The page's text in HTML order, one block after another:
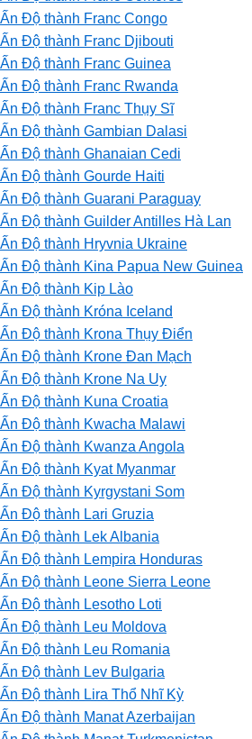
Độ thành Franc Congo
Độ thành Franc Djibouti
Độ thành Franc Guinea
Độ thành Franc Rwanda
Độ thành Franc Thụy Sĩ
Độ thành Gambian Dalasi
Độ thành Ghanaian Cedi
Độ thành Gourde Haiti
Độ thành Guarani Paraguay
Độ thành Guilder Antilles Hà Lan
Độ thành Hryvnia Ukraine
Độ thành Kina Papua New Guinea
Độ thành Kip Lào
Độ thành Króna Iceland
Độ thành Krona Thụy Điển
Độ thành Krone Đan Mạch
Độ thành Krone Na Uy
Độ thành Kuna Croatia
Độ thành Kwacha Malawi
Độ thành Kwanza Angola
Độ thành Kyat Myanmar
Độ thành Kyrgystani Som
Độ thành Lari Gruzia
Độ thành Lek Albania
Độ thành Lempira Honduras
Độ thành Leone Sierra Leone
Độ thành Lesotho Loti
Độ thành Leu Moldova
Độ thành Leu Romania
Độ thành Lev Bulgaria
Độ thành Lira Thổ Nhĩ Kỳ
Độ thành Manat Azerbaijan